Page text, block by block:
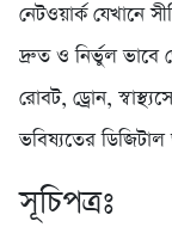
নেটওয়ার্ক যেখানে
দ্রুত ও নির্ভুল ভাবে
রোবট, ড্রোন,
ভবিষ্যতের
সূচিপত্রঃ